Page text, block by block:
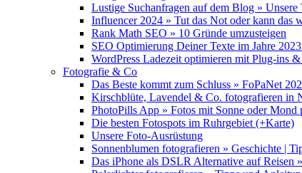
Lustige Suchanfragen auf dem Blog » Unsere
Influencer 2024 » Tut das Not oder kann das
Rank Math SEO » 10 Gründe umzusteigen
SEO Optimierung Deiner Texte im Jahre
WordPress Ladezeit optimieren mit Plug-ins
Fotografie & Co
Das Beste kommt zum Schluss » FoPaNet
Kirschblüte, Lavendel & Co. fotografieren in
PhotoPills App » Fotos mit Sonne oder Mond
Die besten Fotospots im Ruhrgebiet (+Karte)
Unsere Foto-Ausrüstung
Sonnenblumen fotografieren » Geschichte |
Das iPhone als DSLR Alternative auf Reisen